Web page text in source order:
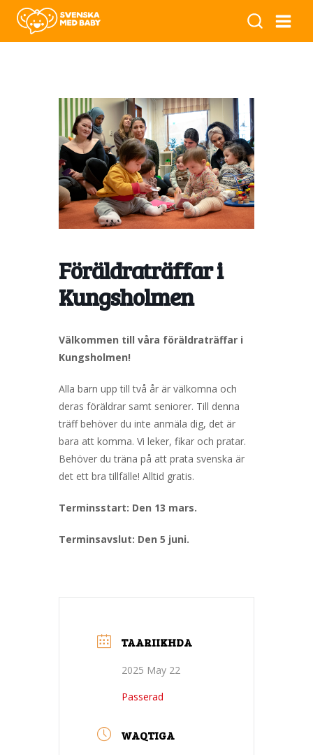
Föräldraträffar i
Kungsholmen
Välkommen till våra föräldraträffar i
Kungsholmen!
Alla barn upp till två år är välkomna och
deras föräldrar samt seniorer. Till denna
träff behöver du inte anmäla dig, det är
bara att komma. Vi leker, fikar och pratar.
Behöver du träna på att prata svenska är
det ett bra tillfälle! Alltid gratis.
Terminsstart: Den 13 mars.
Terminsavslut: Den 5 juni.
TAARIIKHDA
2025 May 22
Passerad
WAQTIGA